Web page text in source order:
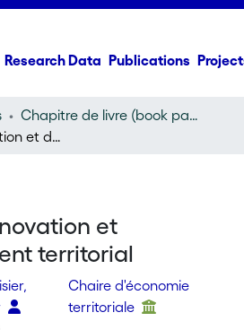
Research Data Publications
Chapitre de livre (book part)
Réseaux d'innovation et développement territorial
et
territorial
Chaire d'économie
territoriale